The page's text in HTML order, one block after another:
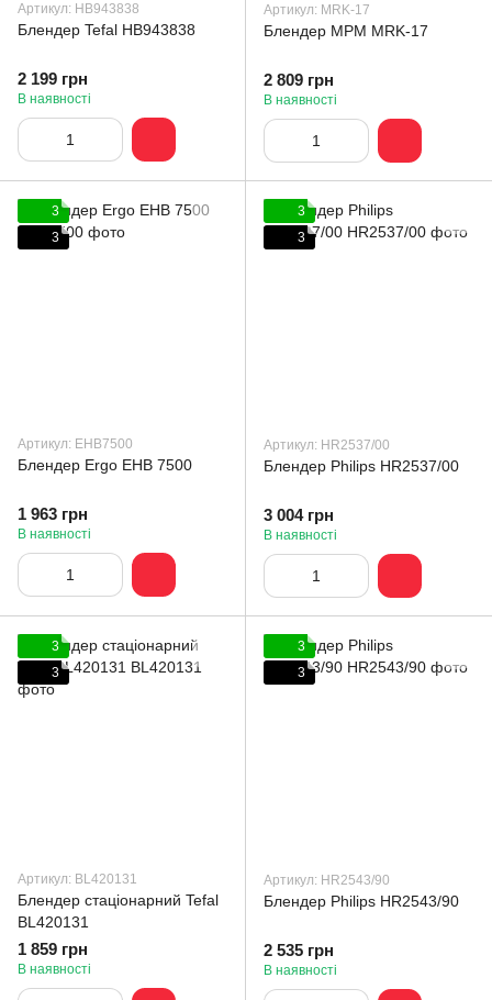
Артикул: HB943838
Блендер Tefal HB943838
2 199 грн
В наявності
Артикул: MRK-17
Блендер MPM MRK-17
2 809 грн
В наявності
3
3
Артикул: EHB7500
Блендер Ergo EHB 7500
1 963 грн
В наявності
3
3
Артикул: HR2537/00
Блендер Philips HR2537/00
3 004 грн
В наявності
3
3
Артикул: BL420131
Блендер стаціонарний Tefal
BL420131
1 859 грн
В наявності
3
3
Артикул: HR2543/90
Блендер Philips HR2543/90
2 535 грн
В наявності